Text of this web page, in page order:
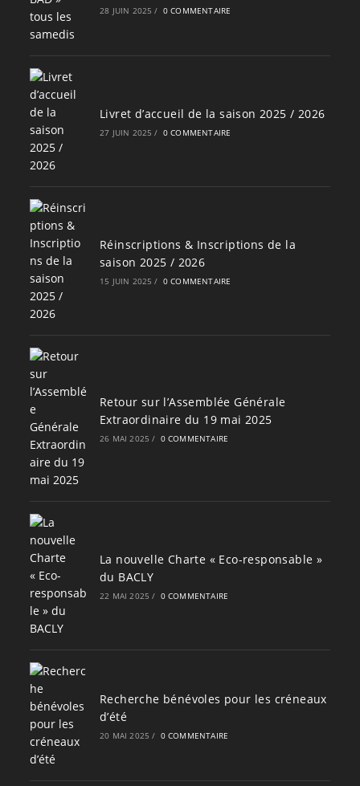
28 JUIN 2025 / 0 COMMENTAIRE
Livret d’accueil de la saison 2025 / 2026
27 JUIN 2025 / 0 COMMENTAIRE
Réinscriptions & Inscriptions de la
saison 2025 / 2026
15 JUIN 2025 / 0 COMMENTAIRE
Retour sur l’Assemblée Générale
Extraordinaire du 19 mai 2025
26 MAI 2025 / 0 COMMENTAIRE
La nouvelle Charte « Eco-responsable »
du BACLY
22 MAI 2025 / 0 COMMENTAIRE
Recherche bénévoles pour les créneaux
d’été
20 MAI 2025 / 0 COMMENTAIRE